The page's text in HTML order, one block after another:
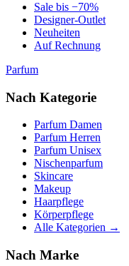
Sale bis −70%
Designer-Outlet
Neuheiten
Auf Rechnung
Parfum
Nach Kategorie
Parfum Damen
Parfum Herren
Parfum Unisex
Nischenparfum
Skincare
Makeup
Haarpflege
Körperpflege
Alle Kategorien →
Nach Marke